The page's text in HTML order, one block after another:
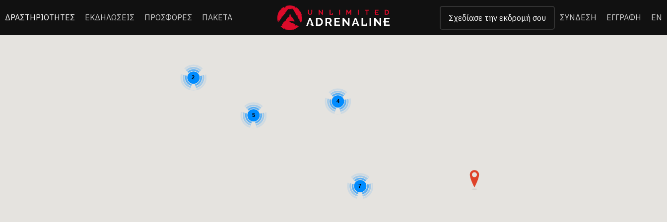
ΔΡΑΣΤΗΡΙΟΤΗΤΕΣ ΕΚΔΗΛΩΣΕΙΣ ΠΡΟΣΦΟΡΕΣ ΠΑΚΕΤΑ Σχεδίασε την εκδρομή σου ΣΥΝΔΕΣΗ ΕΓΓΡΑΦΗ EN
5
4
7
2